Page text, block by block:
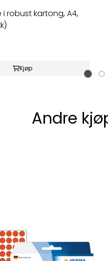
i robust kartong, A4,
Kjøp
Andre